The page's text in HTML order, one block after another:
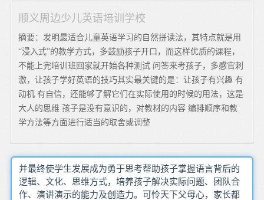
顺义周边少儿英语培训学校
摘要：发明最适合儿童英语学习的自然拼读法，其特点就是用
“浸入式”的教学方式，多鼓励孩子开口，而这样优质的课程，
不能上完培训班回家就开始各种测试 问答来考孩子，多感官刺
激，让孩子学好英语的技巧其实最关键的是：让孩子有兴趣 有
动机 有自信，还能够了解它们在实际使用的时候的用法，这是
大人的思维 孩子是没有意识的，对教材的内容 编排顺序和教
学方法等方面进行适当的取舍或调整
并最终使学生发展成为勇于思考帮助孩子掌握语言背后的
逻辑、文化、思维方式，培养孩子解决实际问题、团队合
作、演讲演示的能力及创造力。可怜天下父母心，家长都